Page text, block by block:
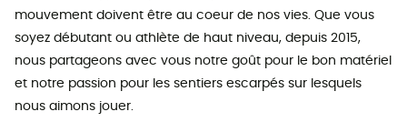
mouvement doivent être au coeur de nos vies. Que vous
soyez débutant ou athlète de haut niveau, depuis 2015,
nous partageons avec vous notre goût pour le bon matériel
et notre passion pour les sentiers escarpés sur lesquels
nous aimons jouer.